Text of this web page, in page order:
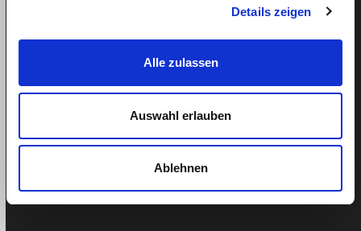
Details zeigen
Alle zulassen
Auswahl erlauben
Ablehnen
Termin buchen
Mo-Fr: 9-13 Uhr